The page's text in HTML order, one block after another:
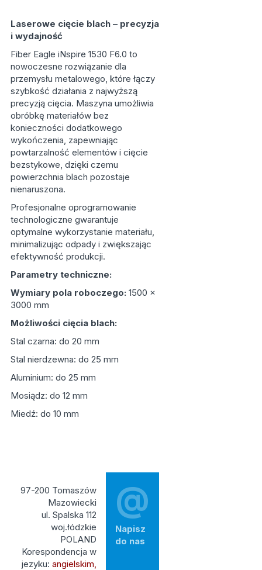
Laserowe cięcie blach – precyzja
i wydajność
Fiber Eagle iNspire 1530 F6.0 to
nowoczesne rozwiązanie dla
przemysłu metalowego, które łączy
szybkość działania z najwyższą
precyzją cięcia. Maszyna umożliwia
obróbkę materiałów bez
konieczności dodatkowego
wykończenia, zapewniając
powtarzalność elementów i cięcie
bezstykowe, dzięki czemu
powierzchnia blach pozostaje
nienaruszona.
Profesjonalne oprogramowanie
technologiczne gwarantuje
optymalne wykorzystanie materiału,
minimalizując odpady i zwiększając
efektywność produkcji.
Parametry techniczne:
Wymiary pola roboczego: 1500 x
3000 mm
Możliwości cięcia blach:
Stal czarna: do 20 mm
Stal nierdzewna: do 25 mm
Aluminium: do 25 mm
Mosiądz: do 12 mm
Miedź: do 10 mm
97-200 Tomaszów
Mazowiecki
ul. Spalska 112
woj.łódzkie
POLAND
Korespondencja w
jezyku: angielskim,
@
Napisz
do nas